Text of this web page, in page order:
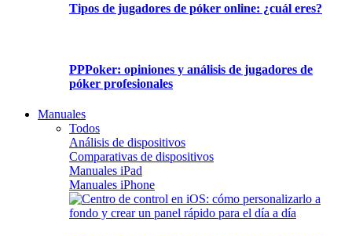
Tipos de jugadores de póker online: ¿cuál eres?
PPPoker: opiniones y análisis de jugadores de
póker profesionales
Manuales
Todos
Análisis de dispositivos
Comparativas de dispositivos
Manuales iPad
Manuales iPhone